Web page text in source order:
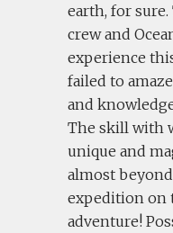
earth, for
crew and
experience
failed to
and
The skill with
unique and
almost
expedition on
adventure!